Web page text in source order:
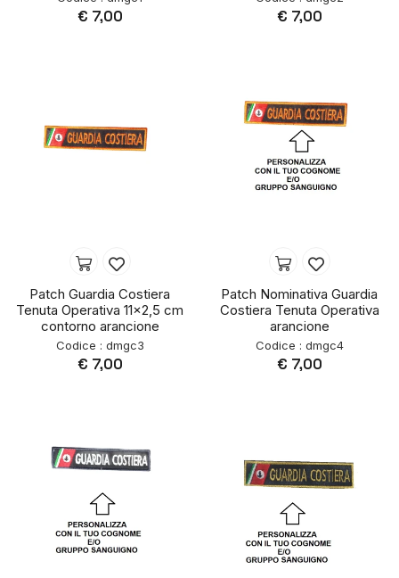
€ 7,00 € 7,00
Patch Guardia Costiera
Tenuta Operativa 11x2,5 cm
contorno arancione
Codice : dmgc3
€ 7,00
Patch Nominativa Guardia
Costiera Tenuta Operativa
arancione
Codice : dmgc4
€ 7,00